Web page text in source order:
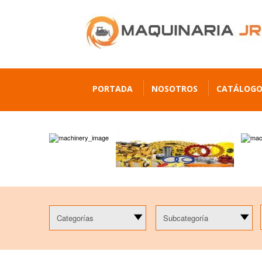
PORTADA NOSOTROS CATÁLOGO